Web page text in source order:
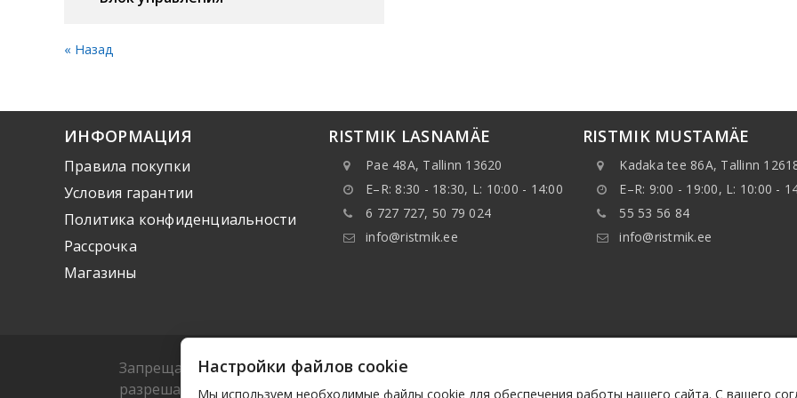
« Назад
ИНФОРМАЦИЯ
Правила покупки
Условия гарантии
Политика конфиденциальности
Рассрочка
Mагазины
RISTMIK LASNAMÄE
Pae 48A, Tallinn 13620
E–R: 8:30 - 18:30, L: 10:00 - 14:00
6 727 727, 50 79 024
info@ristmik.ee
RISTMIK MUSTAMÄE
Kadaka tee 86A, Tallinn
E–R: 9:00 - 19:00, L: 10:00 -
55 53 56 84
info@ristmik.ee
Запрещается копировать какие-либо данные, указанные на веб-сайте, в особенности,
разрешается копировать или распространять данные или базы данных без предварительного
Настройки файлов cookie
Мы используем необходимые файлы cookie для обеспечения работы нашего сайта. С вашего